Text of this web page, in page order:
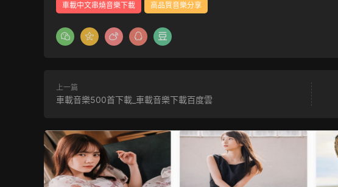
車載中文串燒音樂下載 高品質音樂分享
上一篇
車載音樂500首下載_車載音樂下載百度雲